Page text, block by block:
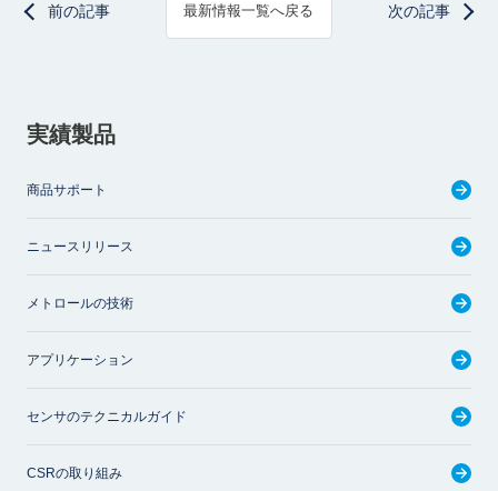
前の記事 最新情報一覧へ戻る 次の記事
実績製品
商品サポート
ニュースリリース
メトロールの技術
アプリケーション
センサのテクニカルガイド
CSRの取り組み